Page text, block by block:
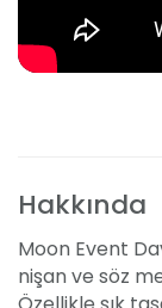
Hakkında
Moon Event
nişan ve söz